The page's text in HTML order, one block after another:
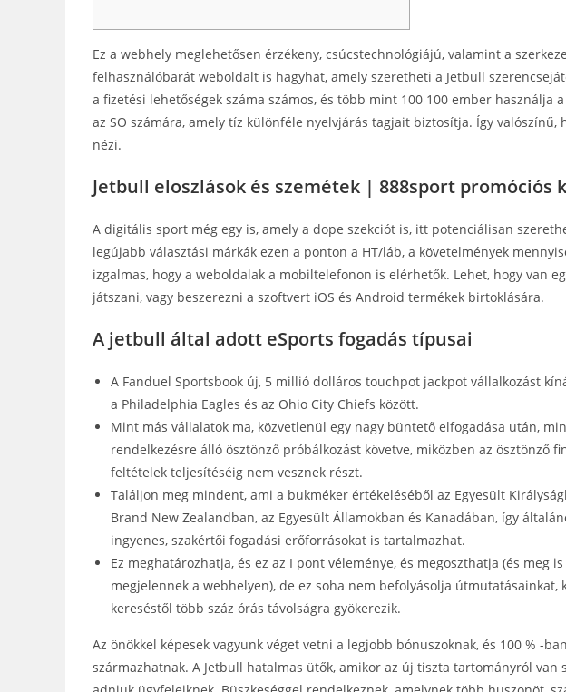
Ez a webhely meglehetősen érzékeny, csúcstechnológiájú, valamint a
felhasználóbarát weboldalt is hagyhat, amely szeretheti a Jetbull
a fizetési lehetőségek száma számos, és több mint 100 100 ember használja
az SO számára, amely tíz különféle nyelvjárás tagjait biztosítja. Így valószínű,
nézi.
Jetbull eloszlások és szemétek | 888sport promóciós
A digitális sport még egy is, amely a dope szekciót is, itt potenciálisan
legújabb választási márkák ezen a ponton a HT/láb, a követelmények
izgalmas, hogy a weboldalak a mobiltelefonon is elérhetők. Lehet, hogy van
játszani, vagy beszerezni a szoftvert iOS és Android termékek birtoklására.
A jetbull által adott eSports fogadás típusai
A Fanduel Sportsbook új, 5 millió dolláros touchpot jackpot vállalkozást
a Philadelphia Eagles és az Ohio City Chiefs között.
Mint más vállalatok ma, közvetlenül egy nagy büntető elfogadása után,
rendelkezésre álló ösztönző próbálkozást követve, miközben az ösztönző
feltételek teljesítéséig nem vesznek részt.
Találjon meg mindent, ami a bukméker értékeléséből az Egyesült
Brand New Zealandban, az Egyesült Államokban és Kanadában, így
ingyenes, szakértői fogadási erőforrásokat is tartalmazhat.
Ez meghatározhatja, és ez az I pont véleménye, és megoszthatja (és meg
megjelennek a webhelyen), de ez soha nem befolyásolja
kereséstől több száz órás távolságra gyökerezik.
Az önökkel képesek vagyunk véget vetni a legjobb bónuszoknak, és 100 % -
származhatnak. A Jetbull hatalmas ütők, amikor az új tiszta tartományról van